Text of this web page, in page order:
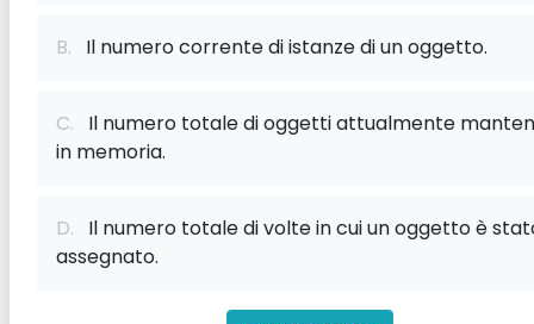
B. Il numero corrente di istanze di un oggetto.
C. Il numero totale di oggetti attualmente
in memoria.
D. Il numero totale di volte in cui un oggetto è
assegnato.